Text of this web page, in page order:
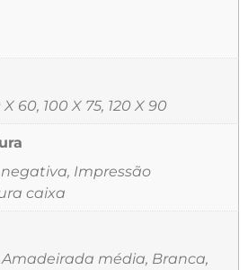
60, 100 X 75, 120 X 90
Impressão
caixa
média, Branca,